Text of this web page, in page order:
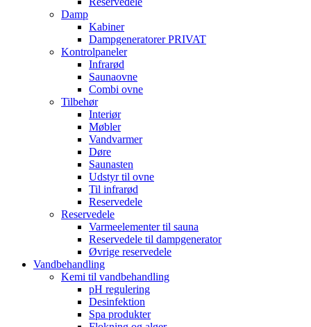
Damp
Kabiner
Dampgeneratorer PRIVAT
Kontrolpaneler
Infrarød
Saunaovne
Combi ovne
Tilbehør
Interiør
Møbler
Vandvarmer
Døre
Saunasten
Udstyr til ovne
Til infrarød
Reservedele
Reservedele
Varmeelementer til sauna
Reservedele til dampgenerator
Øvrige reservedele
Vandbehandling
Kemi til vandbehandling
pH regulering
Desinfektion
Spa produkter